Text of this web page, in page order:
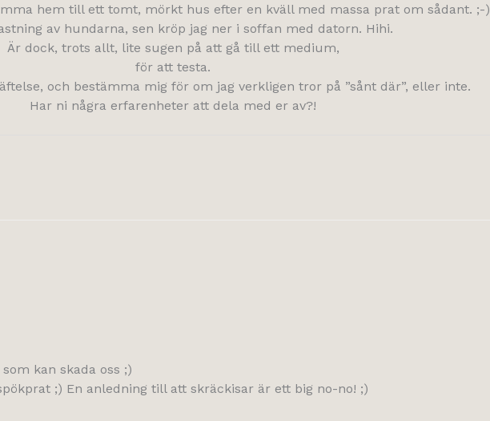
hem till ett tomt, mörkt hus efter en kväll med massa prat om sådant. ;-)
av hundarna, sen kröp jag ner i soffan med datorn. Hihi.
Är dock, trots allt, lite sugen på att gå till ett medium,
för att testa.
och bestämma mig för om jag verkligen tror på ”sånt där”, eller inte.
Har ni några erfarenheter att dela med er av?!
kan skada oss ;)
;) En anledning till att skräckisar är ett big no-no! ;)